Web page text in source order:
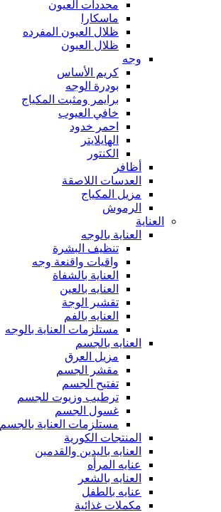
محددات العيون
ماسكارا
ظلال العيون المفرده
ظلال العيون
وجه
كريم الأساس
بودرة الوجه
برايمر ومثبت المكياج
خافي العيوب
احمر خدود
الهايلايتر
الكنتور
أظافر
العدسات اللاصقة
مزيل المكياج
الرموش
العناية
العناية بالوجه
تنظيف البشرة
واقيات واقنعة وجه
العناية بالشفاة
العنايه بالعين
تقشير الوجة
العنايه بالفم
مستلزمات العناية بالوجه
العنايه بالجسم
مزيل العرق
مقشر الجسم
تفتيح الجسم
ترطيب وزيوت للجسم
غسول الجسم
مستلزمات العناية بالجسم
المنتجات الكورية
العنايه باليدين والقدمين
عنايه المرأه
العنايه بالشعر
عنايه بالطفل
مكملات غذائية